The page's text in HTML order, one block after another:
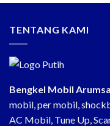
TENTANG KAMI
Bengkel Mobil
mobil, per mobil,
AC Mobil, Tune Up,